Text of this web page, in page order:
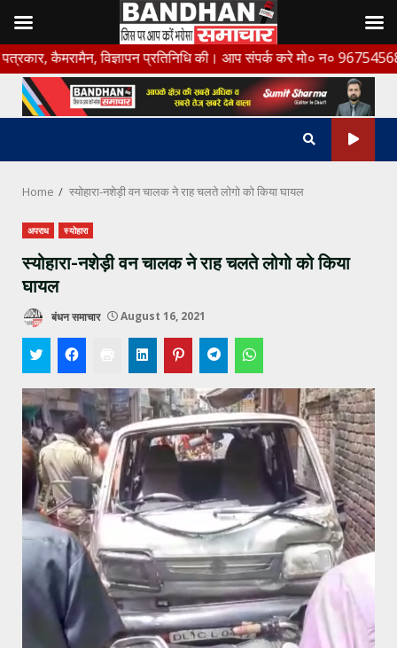
Skip
to
content
विज्ञापन प्रतिनिधि की। आप संपर्क करे मो० न० 9675456888
Home स्योहारा-नशेड़ी वन चालक ने राह चलते लोगो को किया घायल
अपराध स्योहारा
स्योहारा-नशेड़ी वन चालक ने राह चलते लोगो को किया
घायल
बंधन समाचार August 16, 2021